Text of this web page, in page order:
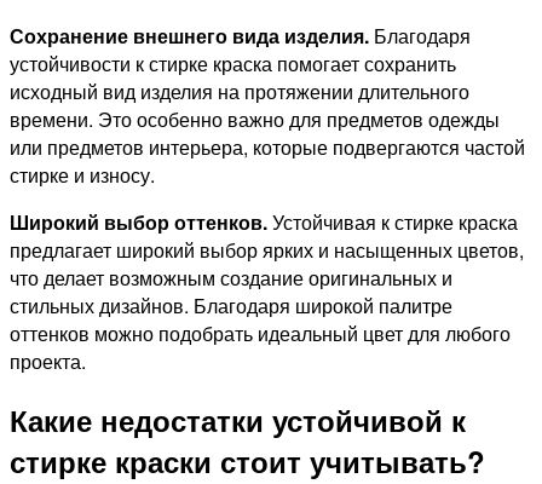
Сохранение внешнего вида изделия. Благодаря
устойчивости к стирке краска помогает сохранить
исходный вид изделия на протяжении длительного
времени. Это особенно важно для предметов одежды
или предметов интерьера, которые подвергаются частой
стирке и износу.
Широкий выбор оттенков.Устойчивая к стирке краска
предлагает широкий выбор ярких и насыщенных цветов,
что делает возможным создание оригинальных и
стильных дизайнов. Благодаря широкой палитре
оттенков можно подобрать идеальный цвет для любого
проекта.
Какие недостатки устойчивой к
стирке краски стоит учитывать?